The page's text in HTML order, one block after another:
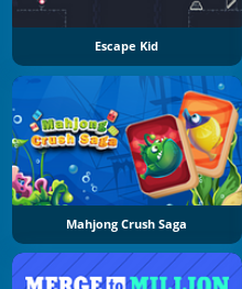
Escape Kid
Mahjong Crush Saga